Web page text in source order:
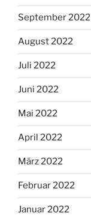
September 2022
August 2022
Juli 2022
Juni 2022
Mai 2022
April 2022
März 2022
Februar 2022
Januar 2022